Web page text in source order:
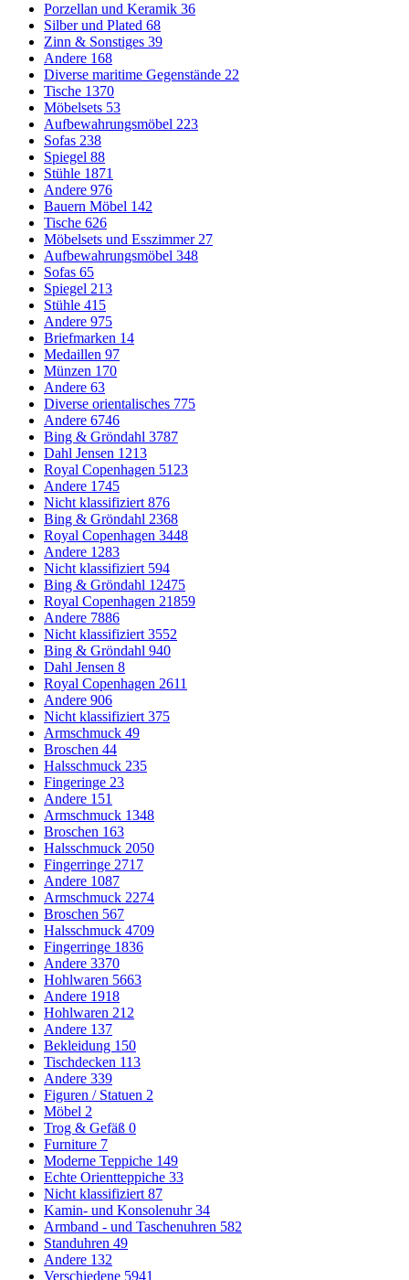
Porzellan und Keramik 36
Silber und Plated 68
Zinn & Sonstiges 39
Andere 168
Diverse maritime Gegenstände 22
Tische 1370
Möbelsets 53
Aufbewahrungsmöbel 223
Sofas 238
Spiegel 88
Stühle 1871
Andere 976
Bauern Möbel 142
Tische 626
Möbelsets und Esszimmer 27
Aufbewahrungsmöbel 348
Sofas 65
Spiegel 213
Stühle 415
Andere 975
Briefmarken 14
Medaillen 97
Münzen 170
Andere 63
Diverse orientalisches 775
Andere 6746
Bing & Gröndahl 3787
Dahl Jensen 1213
Royal Copenhagen 5123
Andere 1745
Nicht klassifiziert 876
Bing & Gröndahl 2368
Royal Copenhagen 3448
Andere 1283
Nicht klassifiziert 594
Bing & Gröndahl 12475
Royal Copenhagen 21859
Andere 7886
Nicht klassifiziert 3552
Bing & Gröndahl 940
Dahl Jensen 8
Royal Copenhagen 2611
Andere 906
Nicht klassifiziert 375
Armschmuck 49
Broschen 44
Halsschmuck 235
Fingeringe 23
Andere 151
Armschmuck 1348
Broschen 163
Halsschmuck 2050
Fingerringe 2717
Andere 1087
Armschmuck 2274
Broschen 567
Halsschmuck 4709
Fingerringe 1836
Andere 3370
Hohlwaren 5663
Andere 1918
Hohlwaren 212
Andere 137
Bekleidung 150
Tischdecken 113
Andere 339
Figuren / Statuen 2
Möbel 2
Trog & Gefäß 0
Furniture 7
Moderne Teppiche 149
Echte Orientteppiche 33
Nicht klassifiziert 87
Kamin- und Konsolenuhr34
Armband - und Taschenuhren 582
Standuhren 49
Andere 132
Verschiedene 5941